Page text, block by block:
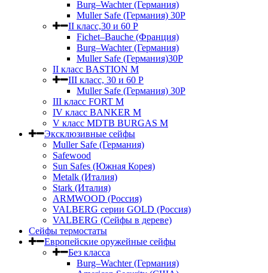
Burg–Wachter (Германия)
Muller Safe (Германия) 30Р
II класс,30 и 60 P
Fichet–Bauche (Франция)
Burg–Wachter (Германия)
Muller Safe (Германия)30P
II класс BASTION M
III класс, 30 и 60 P
Muller Safe (Германия) 30Р
III класс FORT M
IV класс BANKER M
V класс МDTB BURGAS M
Эксклюзивные сейфы
Muller Safe (Германия)
Safewood
Sun Safes (Южная Корея)
Metalk (Италия)
Stark (Италия)
ARMWOOD (Россия)
VALBERG серии GOLD (Россия)
VALBERG (Сейфы в дереве)
Сейфы термостаты
Европейские оружейные сейфы
Без класса
Burg–Wachter (Германия)